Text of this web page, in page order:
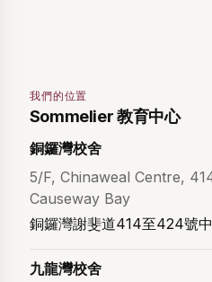
我們的位置
Sommelier 教育中心
銅鑼灣校舍
5/F, Chinaweal Centre,
Causeway Bay
銅鑼灣謝斐道414至424號
九龍灣校舍